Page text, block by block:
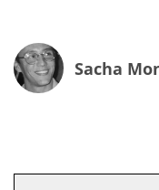
Sacha